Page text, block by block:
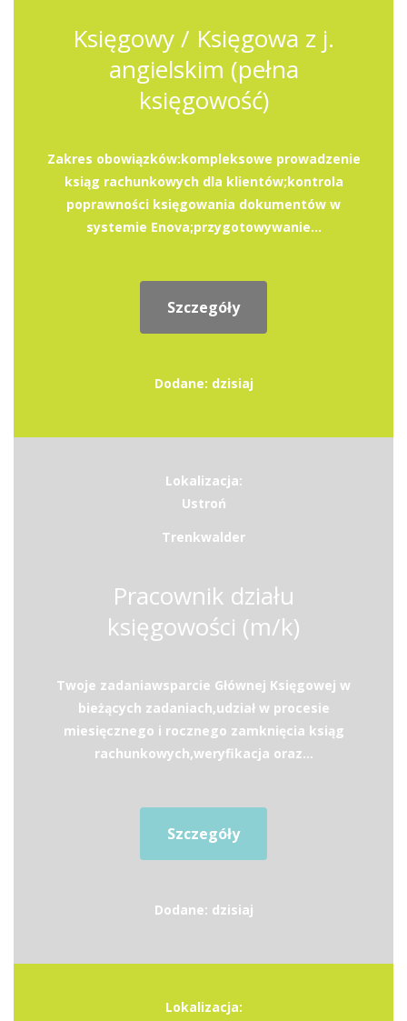
Księgowy / Księgowa z j.
angielskim (pełna
księgowość)
Zakres obowiązków:kompleksowe prowadzenie
ksiąg rachunkowych dla klientów;kontrola
poprawności księgowania dokumentów w
systemie Enova;przygotowywanie...
Szczegóły
Dodane: dzisiaj
Lokalizacja:
Ustroń
Trenkwalder
Pracownik działu
księgowości (m/k)
Twoje zadaniawsparcie Głównej Księgowej w
bieżących zadaniach,udział w procesie
miesięcznego i rocznego zamknięcia ksiąg
rachunkowych,weryfikacja oraz...
Szczegóły
Dodane: dzisiaj
Lokalizacja: